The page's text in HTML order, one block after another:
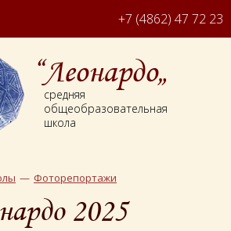
“Леонардо„
средняя
общеобразовательная
школа
+7 (4862) 47 72 23
Фоторепортажи
2025